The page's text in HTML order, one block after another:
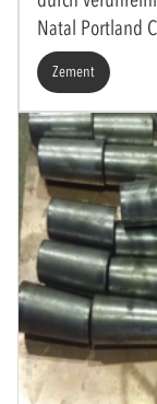
Natal Portland
Zement